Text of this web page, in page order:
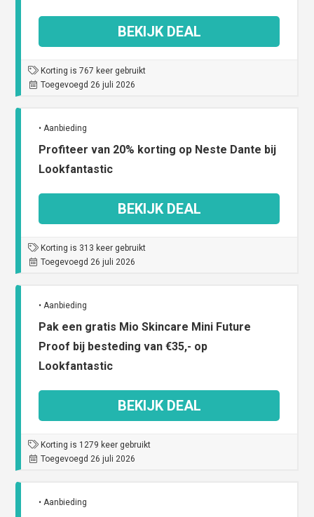
BEKIJK DEAL
Korting is 767 keer gebruikt
Toegevoegd 26 juli 2026
• Aanbieding
Profiteer van 20% korting op Neste Dante bij
Lookfantastic
BEKIJK DEAL
Korting is 313 keer gebruikt
Toegevoegd 26 juli 2026
• Aanbieding
Pak een gratis Mio Skincare Mini Future
Proof bij besteding van €35,- op
Lookfantastic
BEKIJK DEAL
Korting is 1279 keer gebruikt
Toegevoegd 26 juli 2026
• Aanbieding